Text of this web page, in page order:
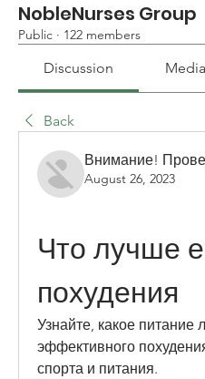
NobleNurses Group
Public · 122 members
Discussion Media
Back
Внимание!
August 26, 2023
Что лучше
похудения
Узнайте, какое питание
эффективного
спорта и питания.